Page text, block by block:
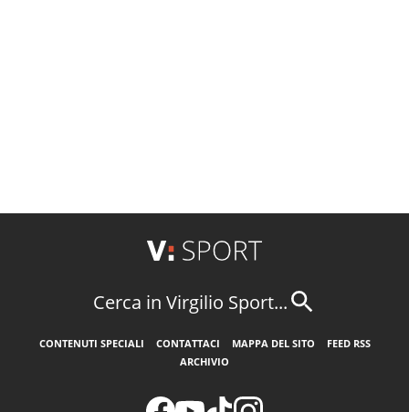
Cerca in Virgilio Sport...
CONTENUTI SPECIALI CONTATTACI MAPPA DEL SITO
FEED RSS
ARCHIVIO